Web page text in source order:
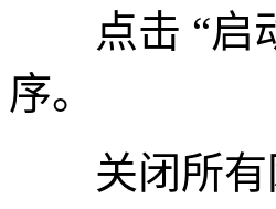
点击 “启动
序。
关闭所有